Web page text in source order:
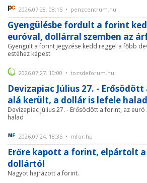
2026.07.28. 08:15 • penzcentrum.hu
Gyengülésbe fordult a forint
euróval, dollárral szemben az
Gyengült a forint jegyzése kedd reggel a főbb
estéhez képest
2026.07.27. 10:00 • tozsdeforum.hu
Devizapiac Július 27. -
alá került, a dollár is lefele halad
Devizapiac Július 27. - Erősödött a forint, az
halad
2026.07.24. 18:35 • mfor.hu
Erőre kapott a forint, elpártolt a
dollártól
Nagyot hajrázott a forint.